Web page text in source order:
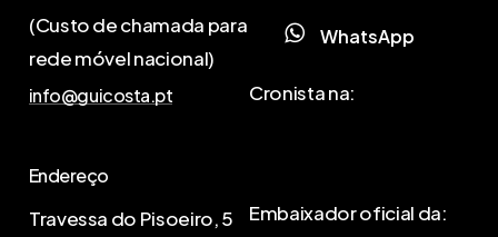
(Custo de chamada para
rede móvel nacional)
info@guicosta.pt
Endereço
Travessa do Pisoeiro, 5
WhatsApp
Cronista na:
Embaixador oficial da: